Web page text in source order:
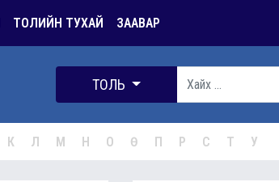
ТОЛИЙН ТУХАЙ ЗААВАР
ТОЛЬ
К Л М Н О Ө П Р С Т У